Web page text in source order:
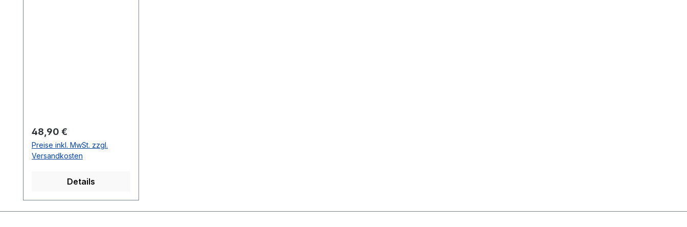
Regulärer Preis:
48,90 €
Preise inkl. MwSt. zzgl.
Versandkosten
Details